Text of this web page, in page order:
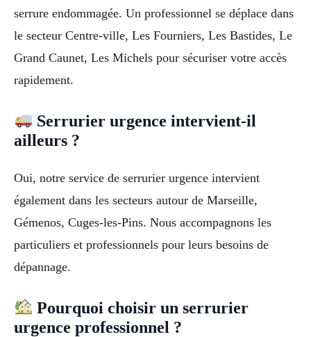
serrure endommagée. Un professionnel se déplace dans
le secteur Centre-ville, Les Fourniers, Les Bastides, Le
Grand Caunet, Les Michels pour sécuriser votre accès
rapidement.
Serrurier urgence intervient-il
ailleurs ?
Oui, notre service de serrurier urgence intervient
également dans les secteurs autour de Marseille,
Gémenos, Cuges-les-Pins. Nous accompagnons les
particuliers et professionnels pour leurs besoins de
dépannage.
Pourquoi choisir un serrurier
urgence professionnel ?